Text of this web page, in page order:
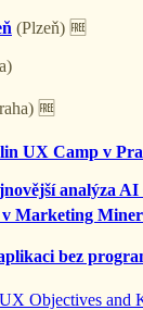
(Plzeň) 🆓
🆓
UX Camp v
analýza
Marketing
bez
Objectives and